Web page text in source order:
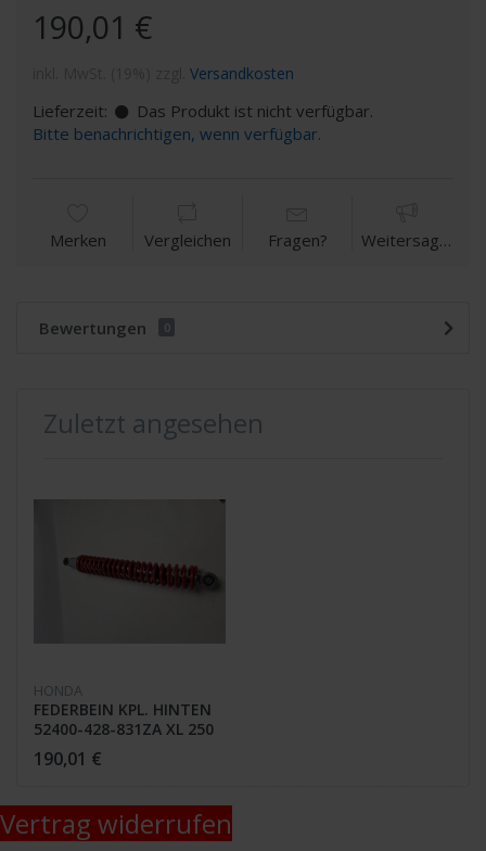
190,01 €
Versandkosten
Lieferzeit:
Das Produkt ist nicht verfügbar.
Bitte benachrichtigen, wenn verfügbar.
Merken Vergleichen Fragen? Weitersagen
Bewertungen 0
Zuletzt angesehen
HONDA
FEDERBEIN KPL. HINTEN
52400-428-831ZA XL 250
S / SZ
190,01 €
Vertrag widerrufen